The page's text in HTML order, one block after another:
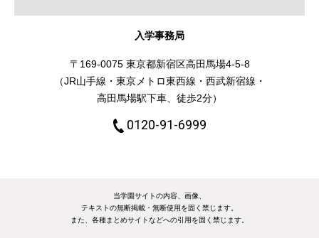
入学事務局
〒169-0075 東京都新宿区高田馬場4-5-8
（JR山手線・東京メトロ東西線・西武新宿線・
高田馬場駅下車、徒歩2分）
0120-91-6999
当学園サイトの内容、画像、
テキストの無断掲載・無断使用を固く禁じます。
また、各種まとめサイトなどへの引用を固く禁じます。